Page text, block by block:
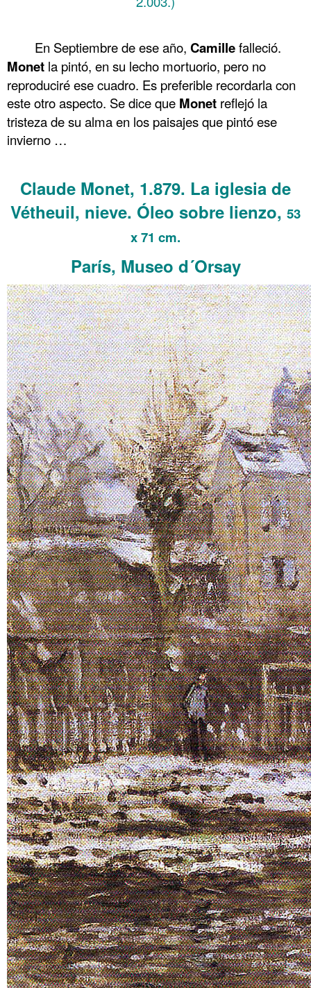
En Septiembre de ese año, Camillefalleció.
Monet la pintó, en su lecho mortuorio, pero no
reproduciré ese cuadro. Es preferible recordarla con
este otro aspecto. Se dice que Monet reflejó la
tristeza de su alma en los paisajes que pintó ese
invierno …
Claude Monet, 1.879. La iglesia de
Vétheuil, nieve. Óleo sobre lienzo, 53
x 71 cm.
París, Museo d´Orsay